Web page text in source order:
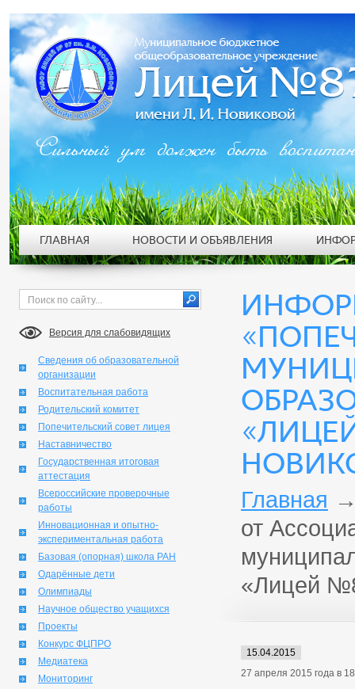
Версия для слабовидящих
Сведения об образовательной
организации
Воспитательная работа
Родительский комитет
Попечительский совет лицея
Наставничество
Государственная итоговая
аттестация
Всероссийские проверочные
работы
Инновационная и опытно-
экспериментальная работа
Базовая (опорная) школа РАН
Одарённые дети
Олимпиады
Научное общество учащихся
Проекты
Конкурс ФЦПРО
Медиатека
Мониторинг
Главная
от
«Лицей
15.04.2015
27 апреля 2015 года в
Сильный ум должен быть
ГЛАВНАЯ НОВОСТИ И ОБЪЯВЛЕНИЯ